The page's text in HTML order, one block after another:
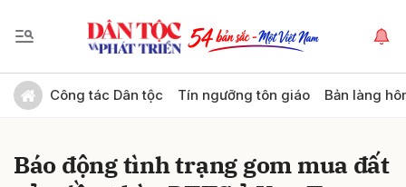
Công tác Dân tộc Tín ngưỡng tôn giáo Bản làng
Báo động tình trạng gom mua đất
Gửi bình luận